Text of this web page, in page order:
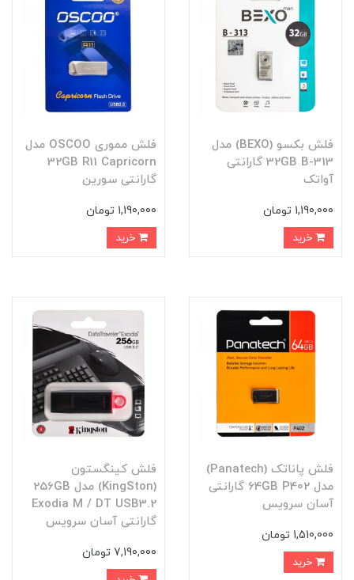
فلش بکسو (BEXO) مدل
32GB B-313 گارانتی
آواتک
1,190,000 تومان
فلش مموری OSCOO مدل
32GB R11 Capricorn
گارانتی سورین
1,190,000 تومان
فلش پاناتک (Panatech)
مدل 64GB P402 گارانتی
آسان سرویس
1,510,000 تومان
فلش کینگستون
(KingSton) مدل 256GB
Exodia M / DT USB3.2
گارانتی آسان سرویس
7,190,000 تومان